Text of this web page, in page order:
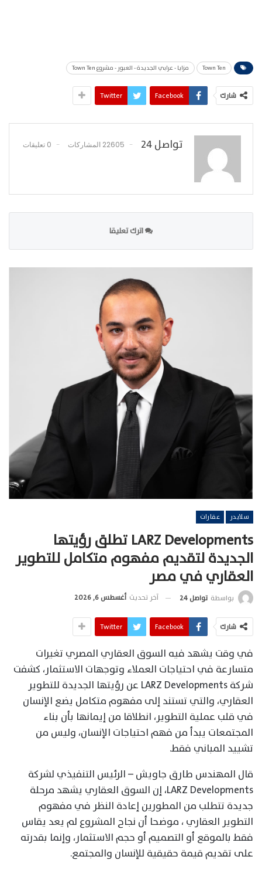
Town Ten مزايا - عرابي الجديدة - العبور - مشروع Town Ten
شارك Facebook
Twitter
تواصل 24 22605 المشاركات 0 تعليقات
اترك تعليقا
سلايدر عقارات
LARZ Developments تطلق رؤيتها
الجديدة لتقديم مفهوم متكامل للتطوير
العقاري في مصر
بواسطة تواصل 24 آخر تحديث أغسطس 6, 2026
شارك Facebook
Twitter
في وقت يشهد فيه السوق العقاري المصري تغيرات
متسارعة في احتياجات العملاء وتوجهات الاستثمار، كشفت
شركة LARZ Developments عن رؤيتها الجديدة للتطوير
العقاري، والتي تستند إلى مفهوم متكامل يضع الإنسان
في قلب عملية التطوير، انطلاقا من إيمانها بأن بناء
المجتمعات يبدأ من فهم احتياجات الإنسان، وليس من
تشييد المباني فقط.
قال المهندس طارق جاويش – الرئيس التنفيذي لشركة
LARZ Developments، إن السوق العقاري يشهد مرحلة
جديدة تتطلب من المطورين إعادة النظر في مفهوم
التطوير العقاري ، موضحا أن نجاح المشروع لم يعد يقاس
فقط بالموقع أو التصميم أو حجم الاستثمار، وإنما بقدرته
على تقديم قيمة حقيقية للإنسان والمجتمع.